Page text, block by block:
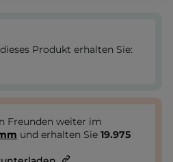
Produkt erhalten Sie:
Freunden weiter im
und erhalten Sie 19.975